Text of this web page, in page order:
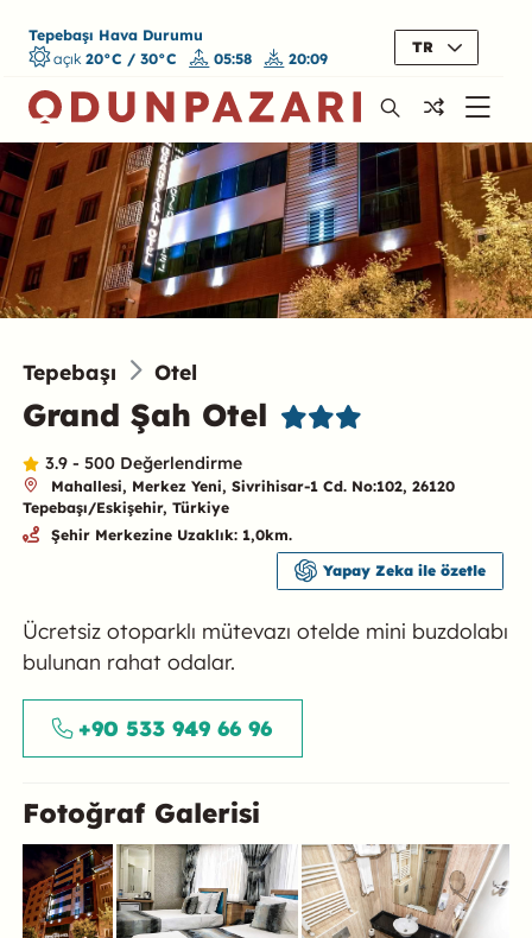
Tepebaşı Hava Durumu
açık 20°C / 30°C 05:58 20:09
TR
Tepebaşı Otel
Grand Şah Otel
3.9 - 500 Değerlendirme
Mahallesi, Merkez Yeni, Sivrihisar-1 Cd. No:102, 26120
Tepebaşı/Eskişehir, Türkiye
Şehir Merkezine Uzaklık: 1,0km.
Yapay Zeka ile özetle
Özet
Ücretsiz otoparklı mütevazı otelde mini buzdolabı
bulunan rahat odalar.
+90 533 949 66 96
Fotoğraf Galerisi